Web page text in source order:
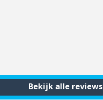
Bekijk alle reviews